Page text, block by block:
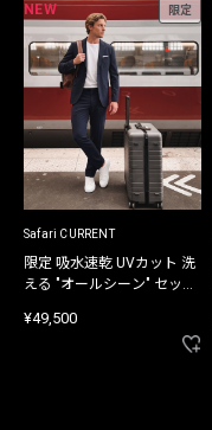
NEW 限定
Safari CURRENT
限定 吸水速乾 UVカット 洗
える "オールシーン" セット
¥49,500